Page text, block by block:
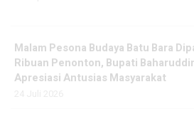
Malam Pesona Budaya Batu Bara
Ribuan Penonton, Bupati
Apresiasi Antusias Masyarakat